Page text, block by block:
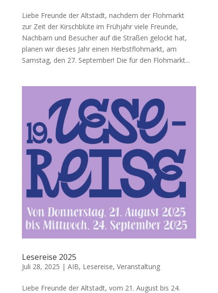
Liebe Freunde der Altstadt, nachdem der Flohmarkt
zur Zeit der Kirschblüte im Frühjahr viele Freunde,
Nachbarn und Besucher auf die Straßen gelockt hat,
planen wir dieses Jahr einen Herbstflohmarkt, am
Samstag, den 27. September! Die für den Flohmarkt...
Lesereise 2025
Juli 28, 2025 | AIB, Lesereise, Veranstaltung
Liebe Freunde der Altstadt, vom 21. August bis 24.